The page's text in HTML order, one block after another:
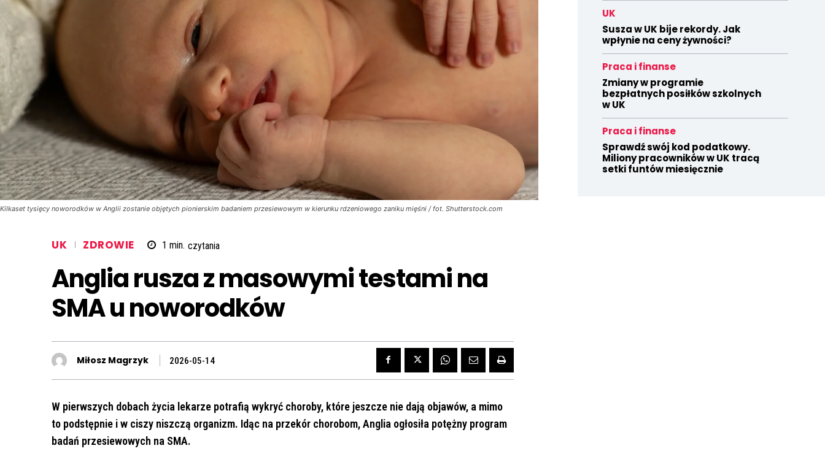
Kilkaset tysięcy noworodków w Anglii zostanie objętych pionierskim badaniem przesiewowym w kierunku rdzeniowego zaniku mięśni / fot. Shutterstock.com
UK ZDROWIE 1 min. czytania
Anglia rusza z masowymi testami na
SMA u noworodków
Miłosz Magrzyk 2026-05-14
W pierwszych dobach życia lekarze potrafią wykryć choroby, które jeszcze nie dają objawów, a mimo
to podstępnie i w ciszy niszczą organizm. Idąc na przekór chorobom, Anglia ogłosiła potężny program
badań przesiewowych na SMA.
UK
Susza w UK bije rekordy. Jak
wpłynie na ceny żywności?
Praca i finanse
Zmiany w programie
bezpłatnych posiłków szkolnych
w UK
Praca i finanse
Sprawdź swój kod podatkowy.
Miliony pracowników w UK tracą
setki funtów miesięcznie